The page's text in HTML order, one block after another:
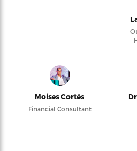
Moises Cortés
Financial Consultant